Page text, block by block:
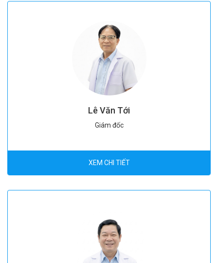
Lê Văn Tới
Giám đốc
XEM CHI TIẾT